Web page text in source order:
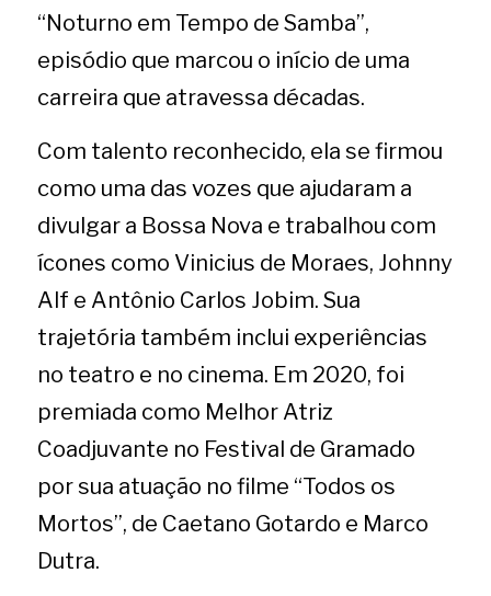
“Noturno em Tempo de Samba”,
episódio que marcou o início de uma
carreira que atravessa décadas.
Com talento reconhecido, ela se firmou
como uma das vozes que ajudaram a
divulgar a Bossa Nova e trabalhou com
ícones como Vinicius de Moraes, Johnny
Alf e Antônio Carlos Jobim. Sua
trajetória também inclui experiências
no teatro e no cinema. Em 2020, foi
premiada como Melhor Atriz
Coadjuvante no Festival de Gramado
por sua atuação no filme “Todos os
Mortos”, de Caetano Gotardo e Marco
Dutra.